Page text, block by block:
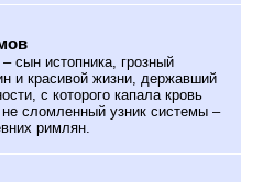
сын истопника, грозный
красивой жизни, державший
с которого капала кровь
сломленный узник системы –
римлян.